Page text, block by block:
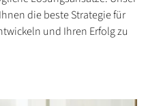
die beste Strategie für
und Ihren Erfolg zu